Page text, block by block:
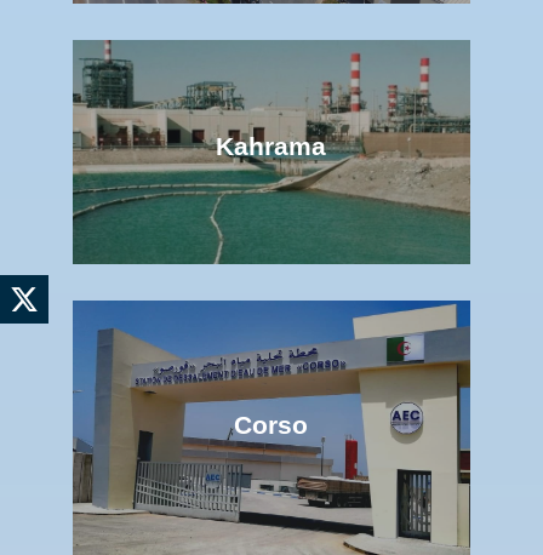
Kahrama
Corso